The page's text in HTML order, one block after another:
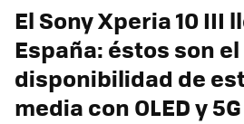
El Sony Xperia 10 III
España: éstos son
disponibilidad de
media con OLED y 5G